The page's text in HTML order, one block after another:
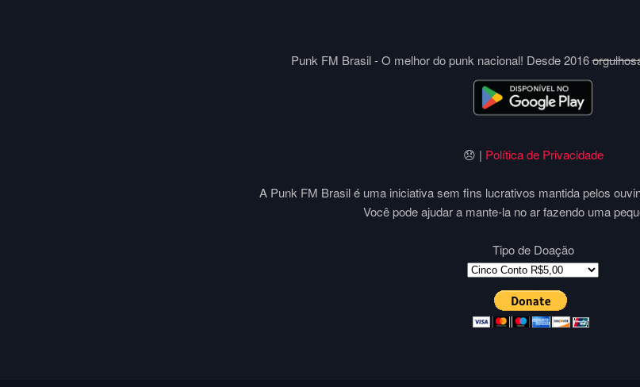
Punk FM Brasil - O melhor do punk nacional! Desde 2016
😞 | Política de Privacidade
A Punk FM Brasil é uma iniciativa sem fins lucrativos mantida pelos
Você pode ajudar a mante-la no ar fazendo uma
Tipo de Doação